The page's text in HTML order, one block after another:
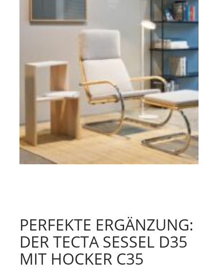
PERFEKTE ERGÄNZUNG:
DER TECTA SESSEL D35
MIT HOCKER C35